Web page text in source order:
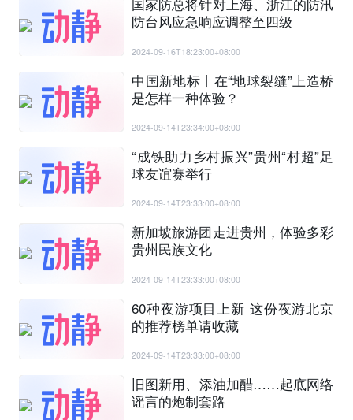
防台风应急响应调整至四级
2024-09-16T18:23:00+08:00
中国新地标丨在“地球裂缝”上造桥
是怎样一种体验？
2024-09-14T23:34:00+08:00
“成铁助力乡村振兴”贵州“村超”足
球友谊赛举行
2024-09-14T23:33:00+08:00
新加坡旅游团走进贵州，体验多彩
贵州民族文化
2024-09-14T23:33:00+08:00
60种夜游项目上新 这份夜游北京
的推荐榜单请收藏
2024-09-14T23:33:00+08:00
旧图新用、添油加醋……起底网络
谣言的炮制套路